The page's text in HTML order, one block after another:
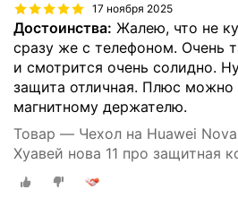
17 ноября 2025
Достоинства: Жалею, что не
сразу же с телефоном. Очень
и смотрится очень солидно.
защита отличная. Плюс можно
магнитному держателю.
Товар — Чехол на Huawei
Хуавей нова 11 про защитная
магнитом (черный)